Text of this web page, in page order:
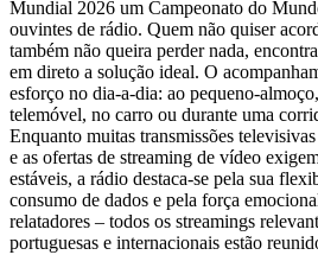
Mundial 2026 um Campeonato do
ouvintes de rádio. Quem não quiser
também não queira perder nada,
em direto a solução ideal. O
esforço no dia-a-dia: ao pequeno-
telemóvel, no carro ou durante uma
Enquanto muitas transmissões
e as ofertas de streaming de vídeo
estáveis, a rádio destaca-se pela sua
consumo de dados e pela força
relatadores – todos os streamings
portuguesas e internacionais estão